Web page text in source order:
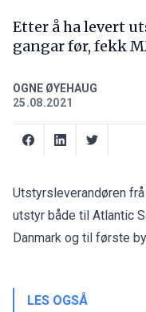
Etter å ha levert
gangar før, fekk
OGNE ØYEHAUG
25.08.2021
Utstyrsleverandøren
utstyr både til Atlantic
Danmark og til første
LES OGSÅ